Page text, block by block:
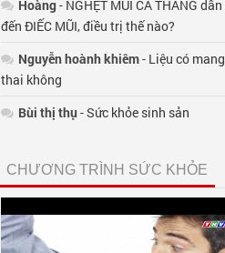
Hoàng- NGHẸT MŨI CẢ THÁNG dẫn
đến ĐIẾC MŨI, điều trị thế nào?
Nguyễn hoành khiêm- Liệu có mang
thai không
Bùi thị thụ- Sức khỏe sinh sản
CHƯƠNG TRÌNH SỨC KHỎE